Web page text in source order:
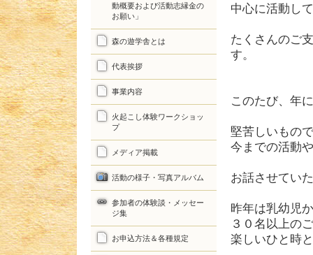
中心に活動し
たくさんのご
す。
このたび、年
堅苦しいもの
今までの活動
お話させてい
昨年は乳幼児
３０名以上の
楽しいひと時
動概要および活動志縁金の
お願い」
森の遊学舎とは
代表挨拶
事業内容
火起こし体験ワークショッ
プ
メディア掲載
活動の様子・写真アルバム
参加者の体験談・メッセー
ジ集
お申込方法＆各種規定